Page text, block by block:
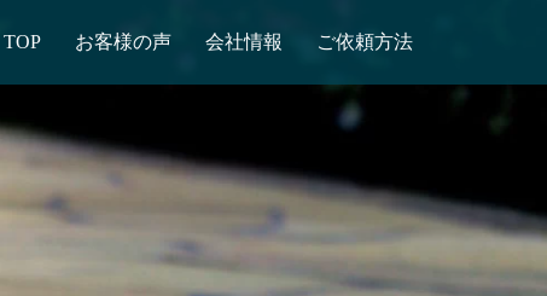
TOP お客様の声 会社情報 ご依頼方法